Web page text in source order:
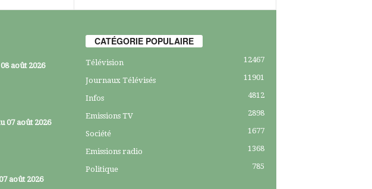
août 2026
07 août 2026
août 2026
CATÉGORIE POPULAIRE
Télévision 12467
Journaux Télévisés 11901
Infos 4812
Emissions TV 2898
Société 1677
Emissions radio 1368
Politique 785